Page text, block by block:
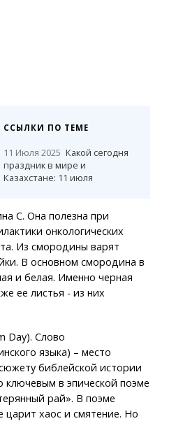
ССЫЛКИ ПО ТЕМЕ
11 Июля 2025 Какой сегодня
праздник в мире и
Казахстане: 11 июля
С. Она полезна при
онкологических
Из смородины варят
В основном смородина в
и белая. Именно черная
ее листья - из них
Day). Слово
языка) – место
библейской истории
в эпической поэме
рай». В поэме
царит хаос и смятение. Но